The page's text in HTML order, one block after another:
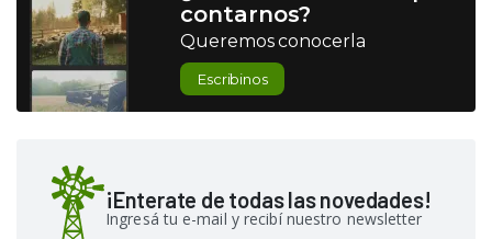
contarnos?
Queremos conocerla
Escribinos
¡Enterate de todas las novedades!
Ingresá tu e-mail y recibí nuestro newsletter